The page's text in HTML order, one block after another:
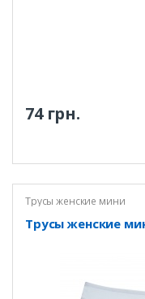
74 грн.
Трусы женские мини
Трусы женские